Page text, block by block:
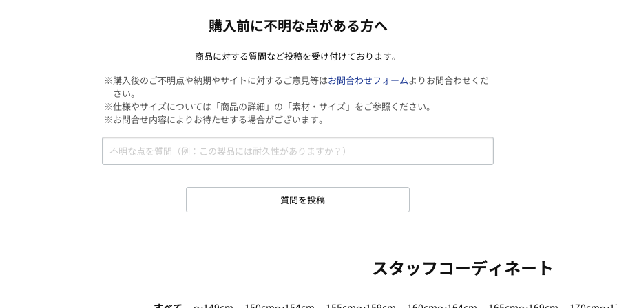
購入前に不明な点がある方へ
商品に対する質問など投稿を受け付けております。
※購入後のご不明点や納期やサイトに対するご意見等はお問合わせフォームよりお問合わせくだ
さい。
※仕様やサイズについては「商品の詳細」の「素材・サイズ」をご参照ください。
※お問合せ内容によりお待たせする場合がございます。
質問を投稿
スタッフコーディネート